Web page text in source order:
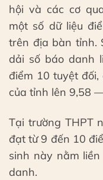
hội và các cơ
một số dữ liệu
trên địa bàn tỉnh.
dải số báo danh
điểm 10 tuyệt
của tỉnh lên 9,58
Tại trường THPT
đạt từ 9 đến 10
sinh này nằm
danh.